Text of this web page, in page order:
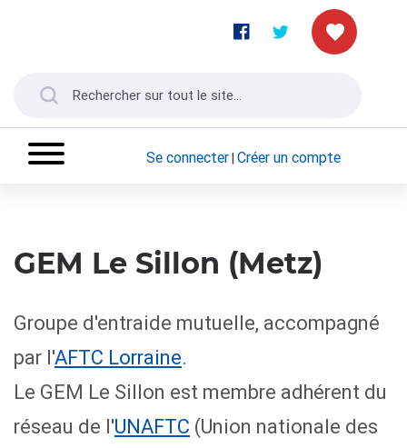
Se connecter| Créer un compte
GEM Le Sillon (Metz)
Groupe d'entraide mutuelle, accompagné
par l'AFTC Lorraine.
Le GEM Le Sillon est membre adhérent du
réseau de l'UNAFTC (Union nationale des